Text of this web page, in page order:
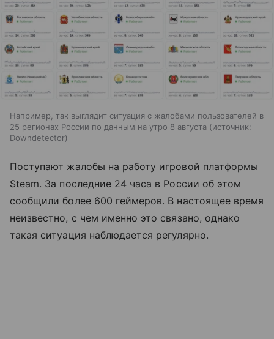
Например, так выглядит ситуация с жалобами пользователей в
25 регионах России по данным на утро 8 августа
источник:
Downdetector
Поступают жалобы на работу игровой платформы
Steam. За последние 24 часа в России об этом
сообщили более 600 геймеров. В настоящее время
неизвестно, с чем именно это связано, однако
такая ситуация наблюдается регулярно.